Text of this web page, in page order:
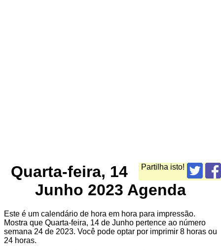
Partilha isto!
Quarta-feira, 14
Junho 2023 Agenda
Este é um calendário de hora em hora para impressão.
Mostra que Quarta-feira, 14 de Junho pertence ao número
semana 24 de 2023. Você pode optar por imprimir 8 horas ou
24 horas.